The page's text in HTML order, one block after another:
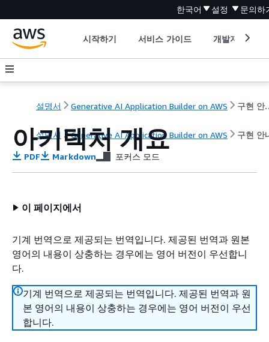
한국어 설정 문의하
시작하기 서비스 가이드 개발자 도구
설명서 Generative AI Application Builder on AWS 구
설명서 Generative AI Application Builder on AWS 구현 안
아키텍처 개요
PDF Markdown 포커스 모드
이 페이지에서
기계 번역으로 제공되는 번역입니다. 제공된 번역과 원본
영어의 내용이 상충하는 경우에는 영어 버전이 우선합니
다.
기계 번역으로 제공되는 번역입니다. 제공된 번역과 원
본 영어의 내용이 상충하는 경우에는 영어 버전이 우선
합니다.